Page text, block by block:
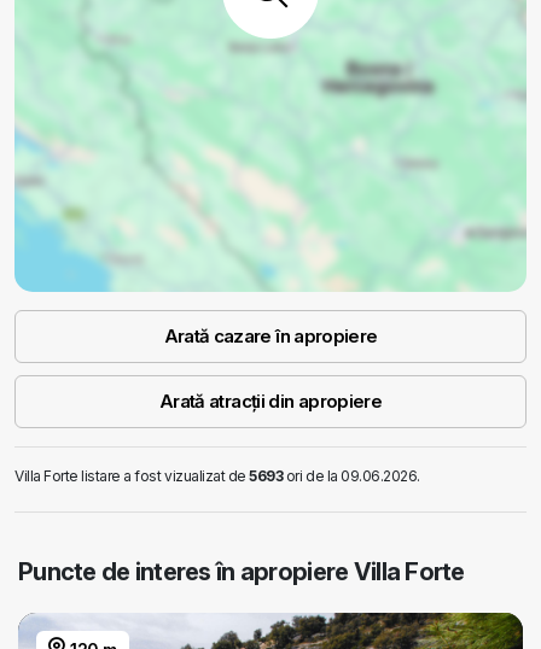
Arată cazare în apropiere
Arată atracții din apropiere
Villa Forte listare a fost vizualizat de5693ori de la 09.06.2026.
Puncte de interes în apropiere Villa Forte